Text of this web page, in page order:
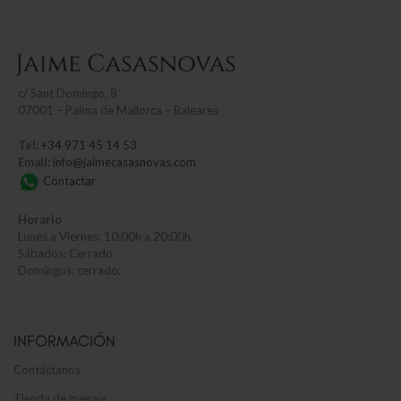
c/ Sant Domingo, 8
07001 – Palma de Mallorca – Baleares
Tel: +34 971 45 14 53
Email: info@jaimecasasnovas.com
Contactar
Horario
Lunes a Viernes: 10:00h a 20:00h.
Sábados: Cerrado
Domingos: cerrado.
INFORMACIÓN
Contáctanos
Tienda de menaje